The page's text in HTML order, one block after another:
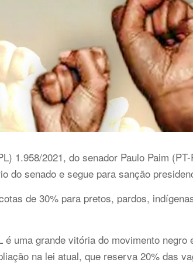
1.958/2021, do senador Paulo Paim
do senado e segue para sanção
de 30% para pretos, pardos,
é uma grande vitória do movimento
na lei atual, que reserva 20% das